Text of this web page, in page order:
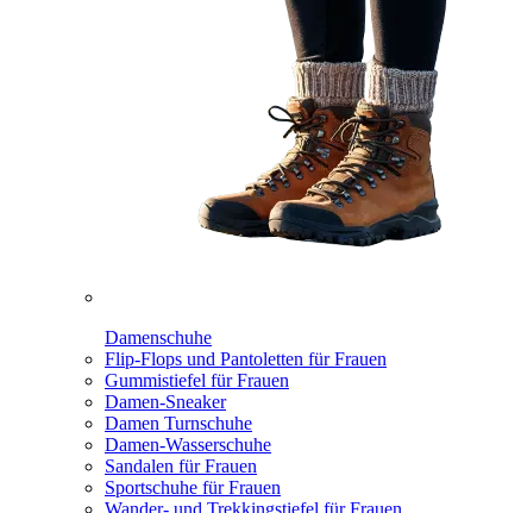
Damenschuhe
Flip-Flops und Pantoletten für Frauen
Gummistiefel für Frauen
Damen-Sneaker
Damen Turnschuhe
Damen-Wasserschuhe
Sandalen für Frauen
Sportschuhe für Frauen
Wander- und Trekkingstiefel für Frauen